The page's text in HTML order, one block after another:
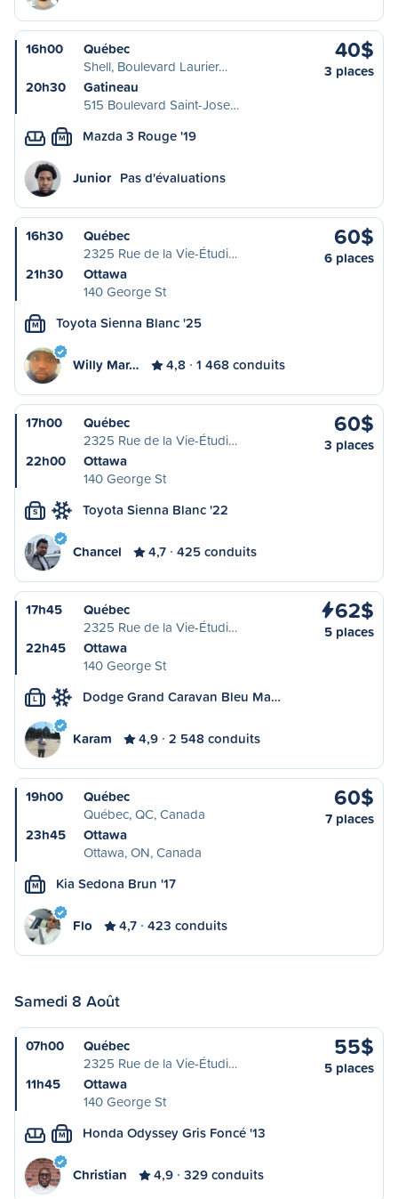
16h00
Québec
Shell, Boulevard Laurier…
20h30
Gatineau
515 Boulevard Saint-Jose…
40$
3 places
M Mazda 3 Rouge '19
Junior Pas d'évaluations
16h30
Québec
2325 Rue de la Vie-Étudi…
21h30
Ottawa
140 George St
60$
6 places
M Toyota Sienna Blanc '25
Willy Mar… 4,8 1 468 conduits
17h00
Québec
2325 Rue de la Vie-Étudi…
22h00
Ottawa
140 George St
60$
3 places
S Toyota Sienna Blanc '22
Chancel 4,7 425 conduits
17h45
Québec
2325 Rue de la Vie-Étudi…
22h45
Ottawa
140 George St
62$
5 places
L Dodge Grand Caravan Bleu Ma…
Karam 4,9 2 548 conduits
19h00
Québec
Québec, QC, Canada
23h45
Ottawa
Ottawa, ON, Canada
60$
7 places
M Kia Sedona Brun '17
Flo 4,7 423 conduits
Samedi 8 Août
07h00
Québec
2325 Rue de la Vie-Étudi…
11h45
Ottawa
140 George St
55$
5 places
M Honda Odyssey Gris Foncé '13
Christian 4,9 329 conduits